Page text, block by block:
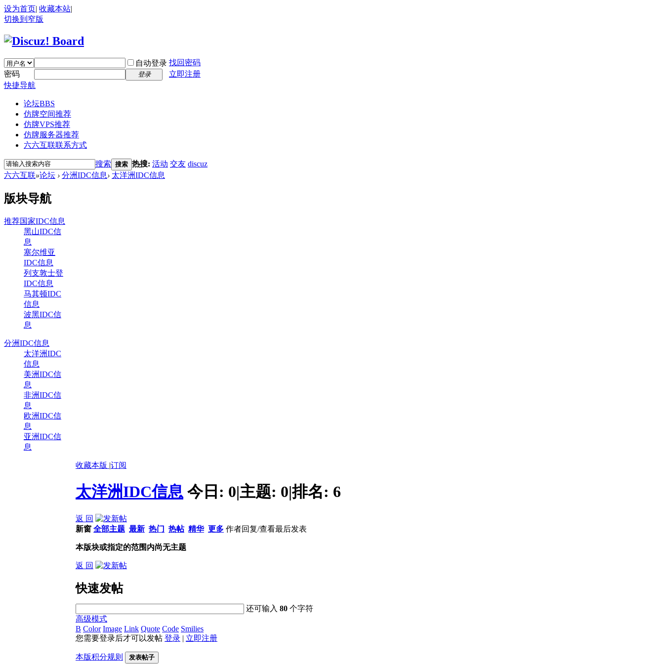
设为首页| 收藏本站|
切换到窄版
自动登录 找回密码
密码
登录
立即注册
快捷导航
论坛BBS
仿牌空间推荐
仿牌VPS推荐
仿牌服务器推荐
六六互联联系方式
搜索 搜索 热搜: 活动 交友 discuz
六六互联»论坛 › 分洲IDC信息› 太洋洲IDC信息
版块导航
推荐国家IDC信息
黑山IDC信
息
塞尔维亚
IDC信息
列支敦士登
IDC信息
马其顿IDC
信息
波黑IDC信
息
分洲IDC信息
太洋洲IDC
信息
美洲IDC信
息
非洲IDC信
息
欧洲IDC信
息
亚洲IDC信
息
收藏本版 |订阅
太洋洲IDC信息 今日: 0|主题: 0|排名: 6
返 回
新窗 全部主题 最新 热门 热帖 精华 更多 作者回复/查看最后发表
本版块或指定的范围内尚无主题
返 回
快速发帖
还可输入80 个字符
高级模式
B Color Image Link Quote Code Smilies
您需要登录后才可以发帖 登录 | 立即注册
本版积分规则 发表帖子